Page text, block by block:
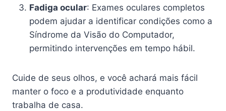
Fadiga ocular: Exames oculares completos
podem ajudar a identificar condições como a
Síndrome da Visão do Computador,
permitindo intervenções em tempo hábil.
Cuide de seus olhos, e você achará mais fácil
manter o foco e a produtividade enquanto
trabalha de casa.